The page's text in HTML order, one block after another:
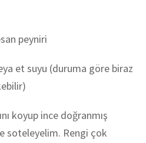
peyniri
et suyu (duruma göre biraz
koyup ince doğranmış
soteleyelim. Rengi çok